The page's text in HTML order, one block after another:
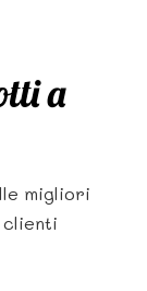
a
migliori
clienti